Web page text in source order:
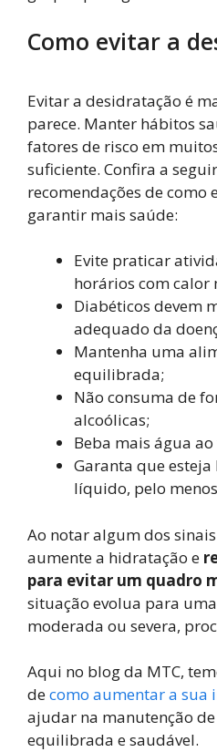
Como evitar a
Evitar a desidratação é
parece. Manter hábitos
fatores de risco em
suficiente. Confira a
recomendações de como
garantir mais saúde:
Evite praticar
horários com calor
Diabéticos devem
adequado da
Mantenha uma
equilibrada;
Não consuma de
alcoólicas;
Beba mais água
Garanta que
líquido, pelo
Ao notar algum dos
aumente a hidratação e
para evitar um quadro
situação evolua para
moderada ou severa,
Aqui no blog da MTC,
decomo aumentar a sua
ajudar na manutenção
equilibrada e saudável.